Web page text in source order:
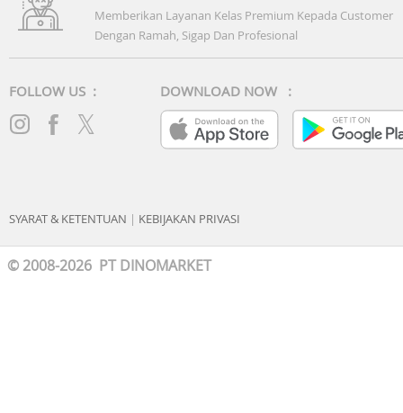
Memberikan Layanan Kelas Premium Kepada Customer
Dengan Ramah, Sigap Dan Profesional
FOLLOW US : DOWNLOAD NOW :
SYARAT & KETENTUAN | KEBIJAKAN PRIVASI
© 2008-2026 PT DINOMARKET